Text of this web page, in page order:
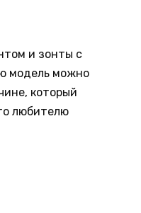
и зонты с
модель можно
который
любителю